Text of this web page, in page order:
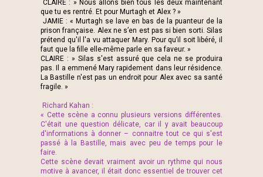
CLAIRE : » Nous allons bien tous les deux maintenant
que tu es rentré. Et pour Murtagh et Alex ? »
JAMIE : « Murtagh se lave en bas de la puanteur de la
prison française. Alex ne s’en est pas si bien sorti. Silas
prétend qu'il l'a vu attaquer Mary. Pour qu’il soit libéré, il
faut que la fille elle-même parle en sa faveur. »
CLAIRE : » Silas s'est assuré que cela ne se produira
pas. Il a emmené Mary rapidement dans leur résidence.
La Bastille n'est pas un endroit pour Alex avec sa santé
fragile. »
Richard Kahan :
« Cette scène a connu plusieurs versions différentes.
C'était une question délicate, car il y avait beaucoup
d'informations à donner – connaitre tout ce qui s'est
passé à la Bastille, mais avec peu de temps pour le
faire.
Cette scène devait vraiment avoir un rythme qui nous
motive à avancer, il était donc essentiel de trouver cet